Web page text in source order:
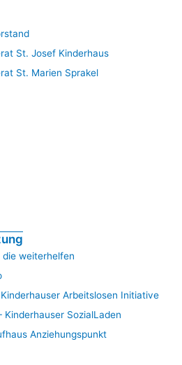
St. Josef Kinderhaus
St. Marien Sprakel
die weiterhelfen
Kinderhauser Arbeitslosen Initiative
Kinderhauser SozialLaden
Anziehungspunkt